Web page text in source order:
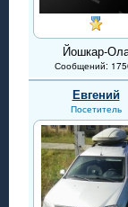
Йошкар-
Сообщений:
Евгений
Посетитель